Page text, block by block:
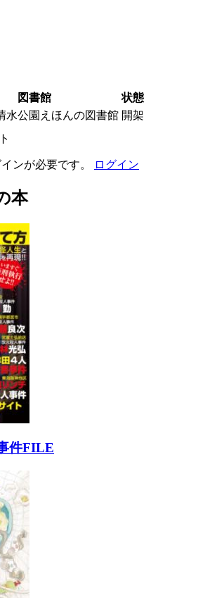
図書館
状態
水公園えほんの図書館 開架
ンが必要です。 ログイン
本
件FILE